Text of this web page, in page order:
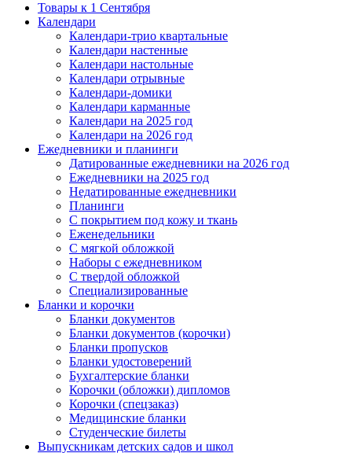
Товары к 1 Сентября
Календари
Календари-трио квартальные
Календари настенные
Календари настольные
Календари отрывные
Календари-домики
Календари карманные
Календари на 2025 год
Календари на 2026 год
Ежедневники и планинги
Датированные ежедневники на 2026 год
Ежедневники на 2025 год
Недатированные ежедневники
Планинги
С покрытием под кожу и ткань
Еженедельники
С мягкой обложкой
Наборы с ежедневником
С твердой обложкой
Специализированные
Бланки и корочки
Бланки документов
Бланки документов (корочки)
Бланки пропусков
Бланки удостоверений
Бухгалтерские бланки
Корочки (обложки) дипломов
Корочки (спецзаказ)
Медицинские бланки
Студенческие билеты
Выпускникам детских садов и школ